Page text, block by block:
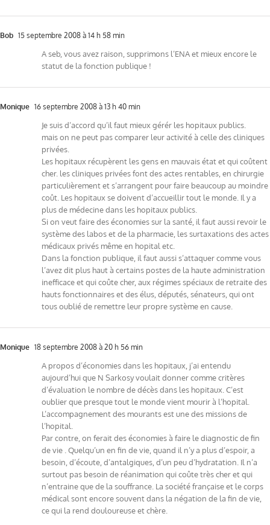
Bob 15 septembre 2008 à 14 h 58 min
A seb, vous avez raison, supprimons l’ENA et mieux encore le
statut de la fonction publique !
Monique 16 septembre 2008 à 13 h 40 min
Je suis d’accord qu’il faut mieux gérér les hopitaux publics.
mais on ne peut pas comparer leur activité à celle des cliniques
privées.
Les hopitaux récupèrent les gens en mauvais état et qui coûtent
cher. les cliniques privées font des actes rentables, en chirurgie
particulièrement et s’arrangent pour faire beaucoup au moindre
coût. Les hopitaux se doivent d’accueillir tout le monde. Il y a
plus de médecine dans les hopitaux publics.
Si on veut faire des économies sur la santé, il faut aussi revoir le
système des labos et de la pharmacie, les surtaxations des actes
médicaux privés même en hopital etc.
Dans la fonction publique, il faut aussi s’attaquer comme vous
l’avez dit plus haut à certains postes de la haute administration
inefficace et qui coûte cher, aux régimes spéciaux de retraite des
hauts fonctionnaires et des élus, députés, sénateurs, qui ont
tous oublié de remettre leur propre système en cause.
Monique 18 septembre 2008 à 20 h 56 min
A propos d’économies dans les hopitaux, j’ai entendu
aujourd’hui que N Sarkosy voulait donner comme critères
d’évaluation le nombre de décès dans les hopitaux. C’est
oublier que presque tout le monde vient mourir à l’hopital.
L’accompagnement des mourants est une des missions de
l’hopital.
Par contre, on ferait des économies à faire le diagnostic de fin
de vie . Quelqu’un en fin de vie, quand il n’y a plus d’espoir, a
besoin, d’écoute, d’antalgiques, d’un peu d’hydratation. Il n’a
surtout pas besoin de réanimation qui coûte très cher et qui
n’entraine que de la souffrance. La société française et le corps
médical sont encore souvent dans la négation de la fin de vie,
ce qui la rend douloureuse et chère.